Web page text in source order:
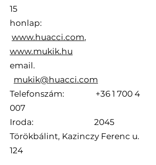
15
honlap:
www.huacci.com,
www.mukik.hu
email.
mukik@huacci.com
Telefonszám: +36 1 700 4
007
Iroda: 2045
Törökbálint, Kazinczy Ferenc u.
124